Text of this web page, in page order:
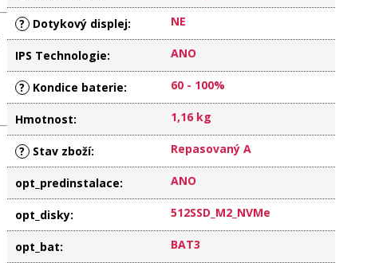
? Dotykový displej: NE
IPS Technologie: ANO
? Kondice baterie: 60 - 100%
Hmotnost: 1,16 kg
? Stav zboží: Repasovaný A
opt_predinstalace: ANO
opt_disky: 512SSD_M2_NVMe
opt_bat: BAT3